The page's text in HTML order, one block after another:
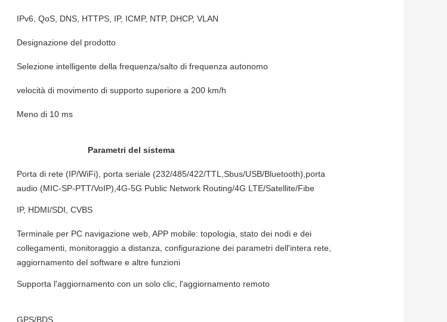
IPv6, QoS, DNS, HTTPS, IP, ICMP, NTP, DHCP, VLAN
Designazione del prodotto
Selezione intelligente della frequenza/salto di frequenza autonomo
velocità di movimento di supporto superiore a 200 km/h
Meno di 10 ms
Parametri del sistema
Porta di rete (IP/WiFi), porta seriale (232/485/422/TTL,Sbus/USB/Bluetooth),porta
audio (MIC-SP-PTT/VoIP),4G-5G Public Network Routing/4G LTE/Satellite/Fibe
IP, HDMI/SDI, CVBS
Terminale per PC navigazione web, APP mobile: topologia, stato dei nodi e dei
collegamenti, monitoraggio a distanza, configurazione dei parametri dell'intera rete,
aggiornamento del software e altre funzioni
Supporta l'aggiornamento con un solo clic, l'aggiornamento remoto
GPS/BDS